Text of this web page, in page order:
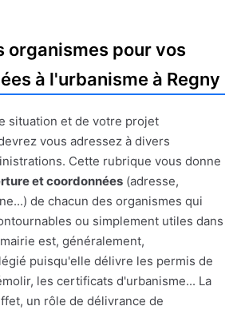
organismes pour vos
à l'urbanisme à Regny
situation et de votre projet
vous adressez à divers
Cette rubrique vous donne
et coordonnées (adresse,
de chacun des organismes qui
ou simplement utiles dans
est, généralement,
puisqu'elle délivre les permis de
les certificats d'urbanisme... La
un rôle de délivrance de